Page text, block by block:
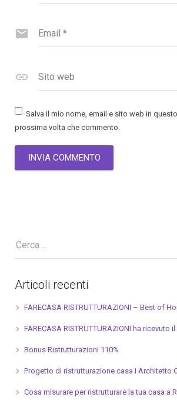
Email *
Sito web
Salva il mio nome, email e sito web in
prossima volta che commento.
Articoli recenti
FARECASA RISTRUTTURAZIONI – Best of
FARECASA RISTRUTTURAZIONI ha ricevuto
Bonus Ristrutturazioni 110%
Progetto di ristrutturazione casa I Architetto
Cosa misurare per ristrutturare la tua casa a